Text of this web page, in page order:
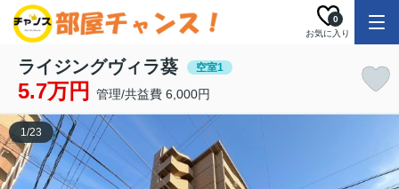
お気に入り
0
ライジングヴィラ葵 空室1
5.7万円 管理/共益費 6,000円
1/23